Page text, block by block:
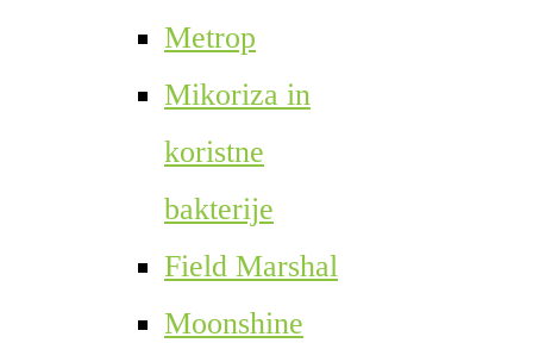
Metrop
Mikoriza in
koristne
bakterije
Field Marshal
Moonshine